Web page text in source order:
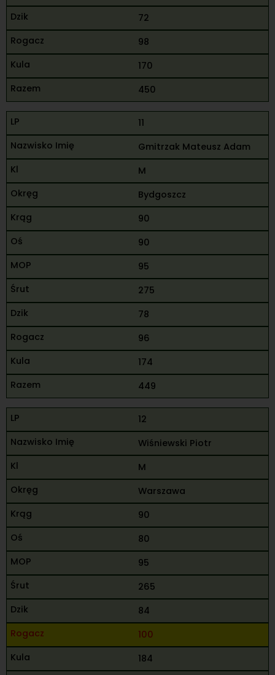
72
98
170
450
11
Gmitrzak Mateusz Adam
M
Bydgoszcz
90
90
95
275
78
96
174
449
12
Wiśniewski Piotr
M
Warszawa
90
80
95
265
84
100
184